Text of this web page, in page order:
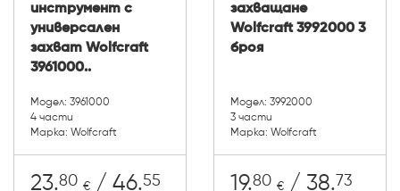
инструмент с
универсален
захват Wolfcraft
3961000..
Модел: 3961000
4 части
Марка: Wolfcraft
23.80 € / 46.55
захващане
Wolfcraft 3992000 3
броя
Модел: 3992000
3 части
Марка: Wolfcraft
19.80 € / 38.73